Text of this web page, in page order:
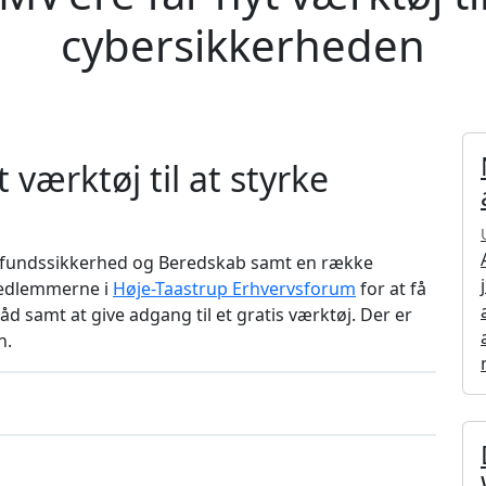
cybersikkerheden
værktøj til at styrke
og Beredskab samt en række
i Høje-Taastrup Erhvervsforum for at få
samt at give adgang til et gratis værktøj. Der er